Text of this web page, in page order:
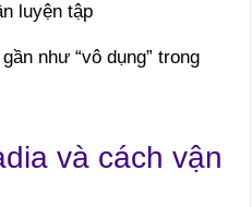
luyện tập
như “vô dụng” trong
và cách vận